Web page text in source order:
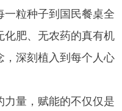
一粒种子到国民餐桌全
化肥、无农药的真有机
，深刻植入到每个人心
力量，赋能的不仅仅是